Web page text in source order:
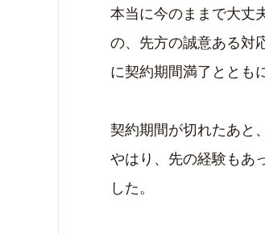
本当に今のままで大丈
の、先方の誠意ある対
に契約期間満了ととも
契約期間が切れたあと
やはり、先の経験もあ
した。